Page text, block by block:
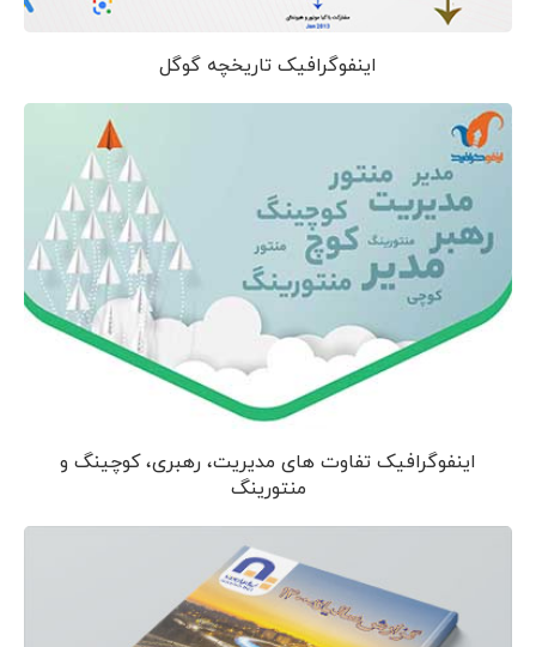
اینفوگرافیک تاریخچه گوگل
اینفوگرافیک تفاوت های مدیریت، رهبری، کوچینگ و
منتورینگ